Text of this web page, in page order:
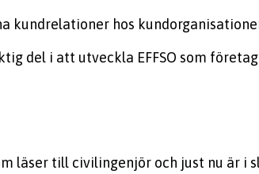
kundrelationer hos
del i att utveckla EFFSO som företag
läser till civilingenjör och just nu är i